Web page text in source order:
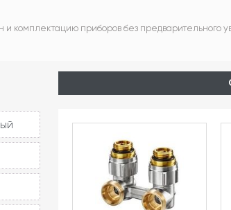
комплектацию приборов без